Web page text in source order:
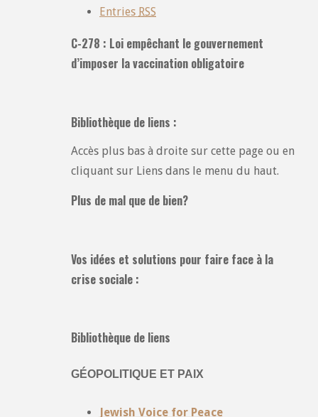
Entries RSS
C-278 : Loi empêchant le gouvernement
d’imposer la vaccination obligatoire
Bibliothèque de liens :
Accès plus bas à droite sur cette page ou en
cliquant sur Liens dans le menu du haut.
Plus de mal que de bien?
Vos idées et solutions pour faire face à la
crise sociale :
Bibliothèque de liens
GÉOPOLITIQUE ET PAIX
Jewish Voice for Peace